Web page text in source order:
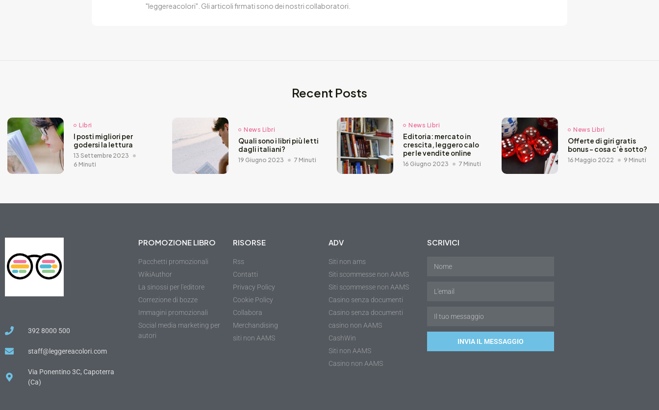
"leggereacolori". Gli articoli firmati sono dei nostri collaboratori.
Recent Posts
Libri
I posti migliori per
godersi la lettura
13 Settembre 2023
6 Minuti
News Libri
Quali sono i libri più letti
dagli italiani?
19 Giugno 2023 7 Minuti
News Libri
Editoria: mercato in
crescita, leggero calo
per le vendite online
16 Giugno 2023 7 Minuti
News Libri
Offerte di giri gratis
bonus – cosa c’è sotto?
16 Maggio 2022 9 Minuti
392 8000 500
staff@leggereacolori.com
Via Ponentino 3C, Capoterra
(Ca)
PROMOZIONE LIBRO
Pacchetti promozionali
WikiAuthor
La sinossi per l'editore
Correzione di bozze
Immagini promozionali
Social media marketing per
autori
RISORSE
Rss
Contatti
Privacy Policy
Cookie Policy
Collabora
Merchandising
siti non AAMS
ADV
Siti non ams
Siti scommesse non AAMS
Siti scommesse non AAMS
Casino senza documenti
Casino senza documenti
casino non AAMS
CashWin
Siti non AAMS
Casino non AAMS
SCRIVICI
INVIA IL MESSAGGIO